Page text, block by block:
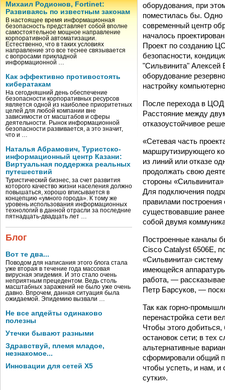
Михаил Родионов, Fortinet:
Развиваясь по известным законам
В настоящее время информационная
безопасность представляет собой вполне
самостоятельное мощное направление
корпоративной автоматизации.
Естественно, что в таких условиях
направление это все теснее связывается
с вопросами прикладной
информационной …
Как эффективно противостоять
кибератакам
На сегодняшний день обеспечение
безопасности корпоративных ресурсов
является одной из наиболее приоритетных
целей для любой компании вне
зависимости от масштабов и сферы
деятельности. Рынок информационной
безопасности развивается, а это значит,
что и …
Наталья Абрамович, Туристско-
информационный центр Казани:
Виртуальная поддержка реальных
путешествий
Туристический бизнес, за счет развития
которого качество жизни населения должно
повышаться, хорошо вписывается в
концепцию «умного города». К тому же
уровень использования информационных
технологий в данной отрасли за последние
пятнадцать-двадцать лет …
Блог
Вот те два...
Поводом для написания этого блога стала
уже вторая в течение года массовая
вирусная эпидемия. И это стало очень
неприятным прецедентом. Ведь столь
масштабных заражений не было уже очень
давно. Впрочем, данная ситуация была
ожидаемой. Эпидемию вызвали …
Не все апдейты одинаково
полезны
Утечки бывают разными
Здравствуй, племя младое,
незнакомое...
Инновации для сетей X5
оборудования, при
поместилась бы. Одно
современный центр
началось
Проект по созданию
безопасности,
"Сильвинита" Алексей
оборудование
настройку
После перехода в ЦОД
Расстояние между
отказоустойчивое
«Сетевая часть
маршрутизирующего
из линий или отказе
продолжать свою
стороны
Для подключения
правилами
существовавшие
собой двумя
Построенные каналы
Cisco Catalyst 6506E,
«Сильвинита»
имеющейся
работа, —
Петр Барсуков, —
Так как горно-
перенастройка сети
Чтобы этого
остановок сети; в тех
альтернативные
сформировали общий
чтобы успеть, и нам, и
сутки».